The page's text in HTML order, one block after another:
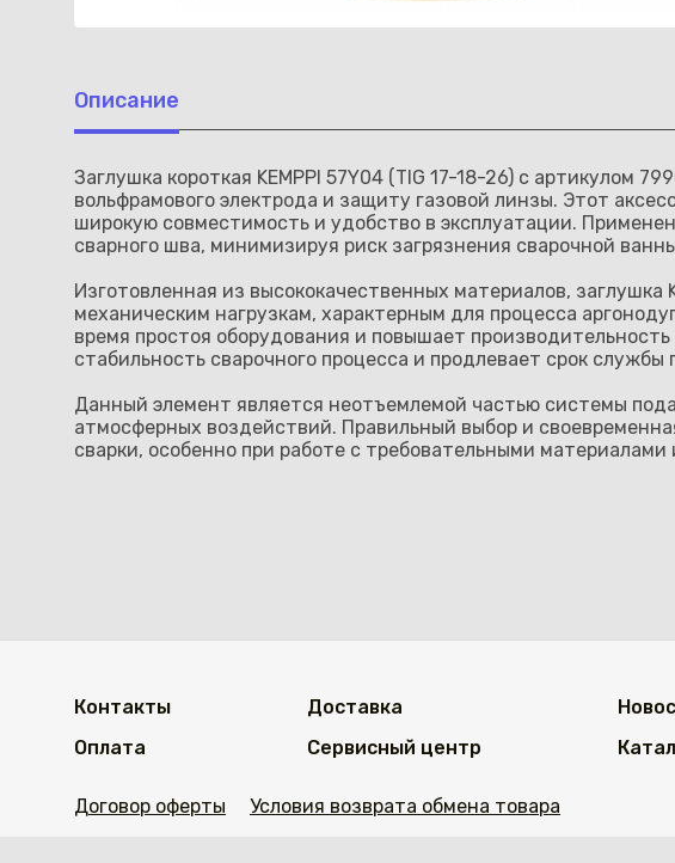
Описание
Заглушка короткая KEMPPI 57Y04 (TIG 17-18-26) с артикулом
вольфрамового электрода и защиту газовой линзы. Этот
широкую совместимость и удобство в эксплуатации.
сварного шва, минимизируя риск загрязнения сварочной
Изготовленная из высококачественных материалов,
механическим нагрузкам, характерным для процесса
время простоя оборудования и повышает
стабильность сварочного процесса и продлевает срок службы
Данный элемент является неотъемлемой частью системы
атмосферных воздействий. Правильный выбор и
сварки, особенно при работе с требовательными
Контакты
Оплата
Доставка
Сервисный центр
Договор оферты Условия возврата обмена товара